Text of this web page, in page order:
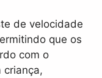
de velocidade
que os
com o
criança,